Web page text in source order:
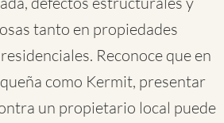
tanto en propiedades
Reconoce que en
como Kermit, presentar
un propietario local puede